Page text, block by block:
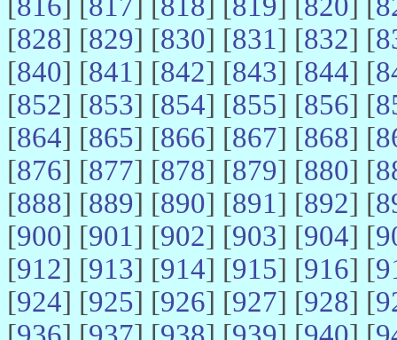
[828] [829] [830] [831] [832] [
[840] [841] [842] [843] [844] [
[852] [853] [854] [855] [856] [
[864] [865] [866] [867] [868] [
[876] [877] [878] [879] [880] [
[888] [889] [890] [891] [892] [
[900] [901] [902] [903] [904] [
[912] [913] [914] [915] [916] [
[924] [925] [926] [927] [928] [